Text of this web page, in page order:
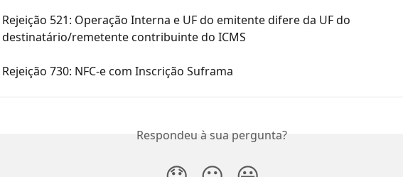
Rejeição 521: Operação Interna e UF do emitente difere da UF do
destinatário/remetente contribuinte do ICMS
Rejeição 730: NFC-e com Inscrição Suframa
Respondeu à sua pergunta?